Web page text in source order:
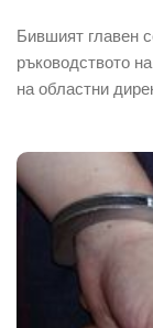
Бившият главен
ръководството
на областни